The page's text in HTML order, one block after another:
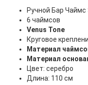
Ручной Бар Чаймс
6 чаймсов
Venus Tone
Круговое
Материал
Материал
Цвет: серебро
Длина: 110 см